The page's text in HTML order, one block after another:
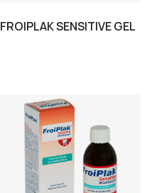
FROIPLAK SENSITIVE GEL